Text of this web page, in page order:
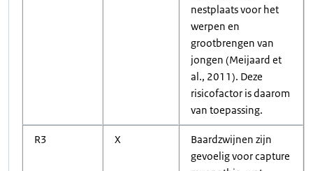
nestplaats voor het
werpen en
grootbrengen van
jongen (Meijaard et
al., 2011). Deze
risicofactor is daarom
van toepassing.
R3 X
Baardzwijnen zijn
gevoelig voor capture